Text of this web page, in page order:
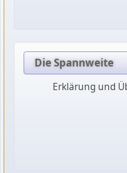
Die Spannweite
Erklärung und